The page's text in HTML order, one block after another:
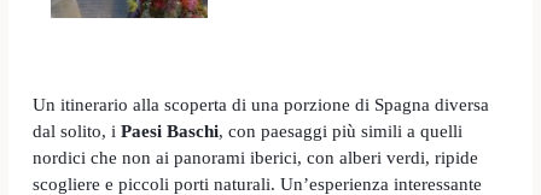
Un itinerario alla scoperta di una porzione di Spagna diversa
dal solito, iPaesi Baschi, con paesaggi più simili a quelli
nordici che non ai panorami iberici, con alberi verdi, ripide
scogliere e piccoli porti naturali. Un’esperienza interessante